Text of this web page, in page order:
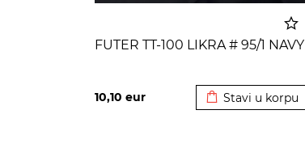
FUTER TT-100 LIKRA # 95/1 NAVY
10,10 eur Stavi u korpu